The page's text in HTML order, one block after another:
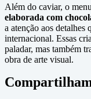
Além do caviar, o
elaborada com
a atenção aos detalhes
internacional. Essas
paladar, mas também
obra de arte visual.